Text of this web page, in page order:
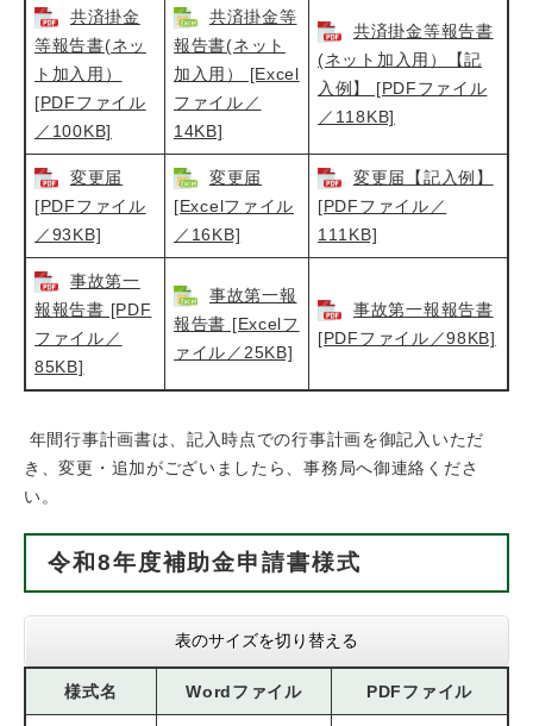
共済掛金
等報告書(ネッ
ト加入用）
[PDFファイル
／100KB]
共済掛金等
報告書(ネット
加入用） [Excel
ファイル／
14KB]
共済掛金等報告書
(ネット加入用）【記
入例】 [PDFファイル
／118KB]
変更届
[PDFファイル
／93KB]
変更届
[Excelファイル
／16KB]
変更届【記入例】
[PDFファイル／
111KB]
事故第一
報報告書 [PDF
ファイル／
85KB]
事故第一報
報告書 [Excelフ
ァイル／25KB]
事故第一報報告書
[PDFファイル／98KB]
年間行事計画書は、記入時点での行事計画を御記入いただ
き、変更・追加がございましたら、事務局へ御連絡くださ
い。
令和8年度補助金申請書様式
表のサイズを切り替える
様式名 Wordファイル PDFファイル